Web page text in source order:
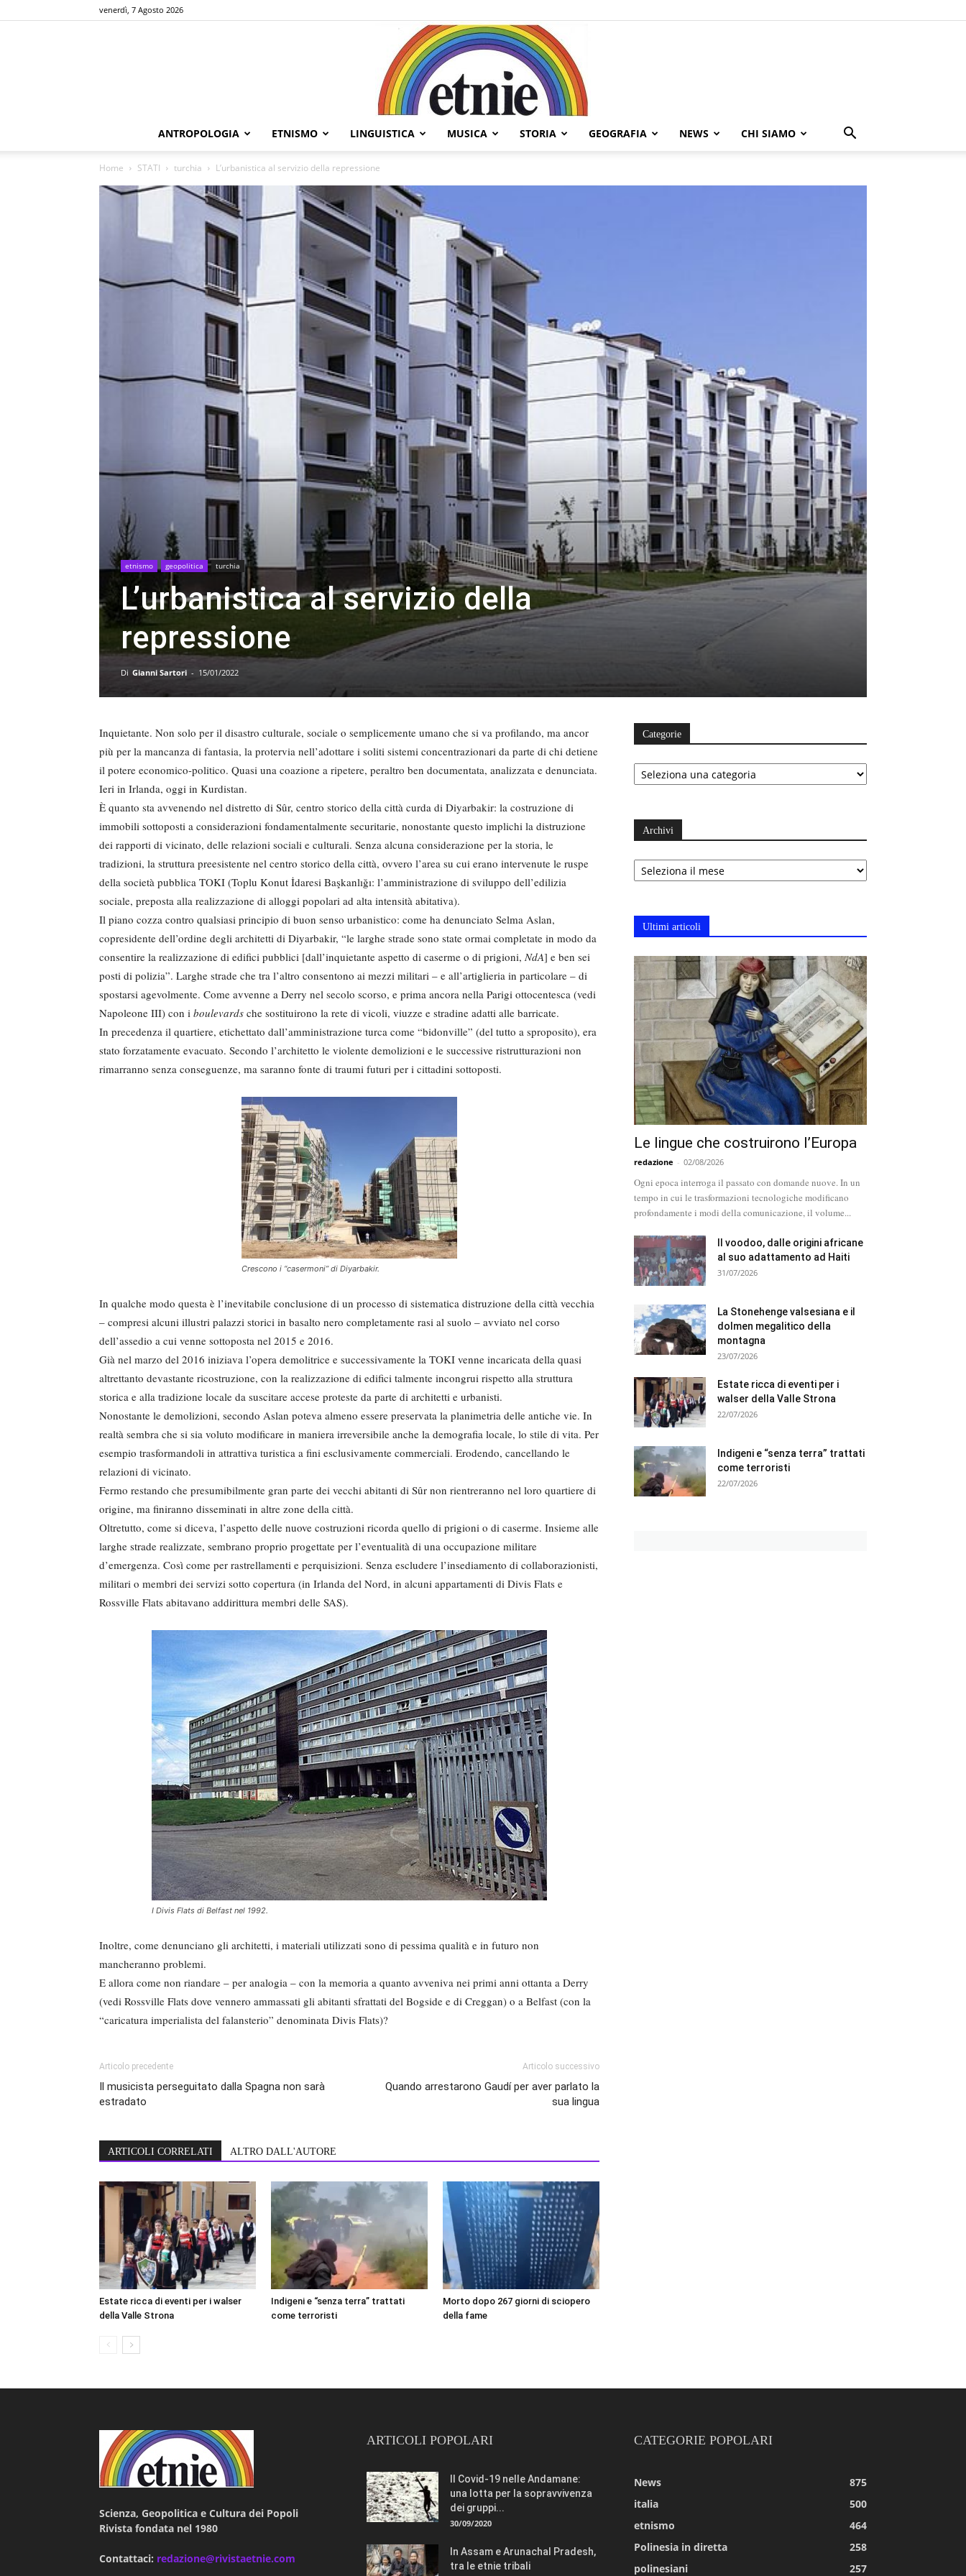
venerdì, 7 Agosto 2026
ANTROPOLOGIA ETNISMO LINGUISTICA MUSICA STORIA GEOGRAFIA NEWS CHI SIAMO
Home STATI turchia L’urbanistica al servizio della repressione
etnismo geopolitica turchia
L’urbanistica al servizio della
repressione
Di Gianni Sartori - 15/01/2022
Inquietante. Non solo per il disastro culturale, sociale o semplicemente umano che si va profilando, ma ancor
più per la mancanza di fantasia, la protervia nell’adottare i soliti sistemi concentrazionari da parte di chi detiene
il potere economico-politico. Quasi una coazione a ripetere, peraltro ben documentata, analizzata e denunciata.
Ieri in Irlanda, oggi in Kurdistan.
È quanto sta avvenendo nel distretto di Sûr, centro storico della città curda di Diyarbakir: la costruzione di
immobili sottoposti a considerazioni fondamentalmente securitarie, nonostante questo implichi la distruzione
dei rapporti di vicinato, delle relazioni sociali e culturali. Senza alcuna considerazione per la storia, le
tradizioni, la struttura preesistente nel centro storico della città, ovvero l’area su cui erano intervenute le ruspe
della società pubblica TOKI (Toplu Konut İdaresi Başkanlığı: l’amministrazione di sviluppo dell’edilizia
sociale, preposta alla realizzazione di alloggi popolari ad alta intensità abitativa).
Il piano cozza contro qualsiasi principio di buon senso urbanistico: come ha denunciato Selma Aslan,
copresidente dell’ordine degli architetti di Diyarbakir, “le larghe strade sono state ormai completate in modo da
consentire la realizzazione di edifici pubblici [dall’inquietante aspetto di caserme o di prigioni, NdA] e ben sei
posti di polizia”. Larghe strade che tra l’altro consentono ai mezzi militari – e all’artiglieria in particolare – di
spostarsi agevolmente. Come avvenne a Derry nel secolo scorso, e prima ancora nella Parigi ottocentesca (vedi
Napoleone III) con i boulevards che sostituirono la rete di vicoli, viuzze e stradine adatti alle barricate.
In precedenza il quartiere, etichettato dall’amministrazione turca come “bidonville” (del tutto a sproposito), era
stato forzatamente evacuato. Secondo l’architetto le violente demolizioni e le successive ristrutturazioni non
rimarranno senza conseguenze, ma saranno fonte di traumi futuri per i cittadini sottoposti.
Crescono i “casermoni” di Diyarbakir.
In qualche modo questa è l’inevitabile conclusione di un processo di sistematica distruzione della città vecchia
– compresi alcuni illustri palazzi storici in basalto nero completamente rasi al suolo – avviato nel corso
dell’assedio a cui venne sottoposta nel 2015 e 2016.
Già nel marzo del 2016 iniziava l’opera demolitrice e successivamente la TOKI venne incaricata della quasi
altrettanto devastante ricostruzione, con la realizzazione di edifici talmente incongrui rispetto alla struttura
storica e alla tradizione locale da suscitare accese proteste da parte di architetti e urbanisti.
Nonostante le demolizioni, secondo Aslan poteva almeno essere preservata la planimetria delle antiche vie. In
realtà sembra che si sia voluto modificare in maniera irreversibile anche la demografia locale, lo stile di vita. Per
esempio trasformandoli in attrattiva turistica a fini esclusivamente commerciali. Erodendo, cancellando le
relazioni di vicinato.
Fermo restando che presumibilmente gran parte dei vecchi abitanti di Sûr non rientreranno nel loro quartiere di
origine, ma finiranno disseminati in altre zone della città.
Oltretutto, come si diceva, l’aspetto delle nuove costruzioni ricorda quello di prigioni o di caserme. Insieme alle
larghe strade realizzate, sembrano proprio progettate per l’eventualità di una occupazione militare
d’emergenza. Così come per rastrellamenti e perquisizioni. Senza escludere l’insediamento di collaborazionisti,
militari o membri dei servizi sotto copertura (in Irlanda del Nord, in alcuni appartamenti di Divis Flats e
Rossville Flats abitavano addirittura membri delle SAS).
I Divis Flats di Belfast nel 1992.
Inoltre, come denunciano gli architetti, i materiali utilizzati sono di pessima qualità e in futuro non
mancheranno problemi.
E allora come non riandare – per analogia – con la memoria a quanto avveniva nei primi anni ottanta a Derry
(vedi Rossville Flats dove vennero ammassati gli abitanti sfrattati del Bogside e di Creggan) o a Belfast (con la
“caricatura imperialista del falansterio” denominata Divis Flats)?
Articolo precedente
Il musicista perseguitato dalla Spagna non sarà
estradato
Articolo successivo
Quando arrestarono Gaudí per aver parlato la
sua lingua
ARTICOLI CORRELATI ALTRO DALL'AUTORE
Estate ricca di eventi per i walser
della Valle Strona
Indigeni e “senza terra” trattati
come terroristi
Morto dopo 267 giorni di sciopero
della fame
Categorie
Categorie
Archivi
Archivi
Ultimi articoli
Le lingue che costruirono l’Europa
redazione - 02/08/2026
Ogni epoca interroga il passato con domande nuove. In un
tempo in cui le trasformazioni tecnologiche modificano
profondamente i modi della comunicazione, il volume...
Il voodoo, dalle origini africane
al suo adattamento ad Haiti
31/07/2026
La Stonehenge valsesiana e il
dolmen megalitico della
montagna
23/07/2026
Estate ricca di eventi per i
walser della Valle Strona
22/07/2026
Indigeni e “senza terra” trattati
come terroristi
22/07/2026
Scienza, Geopolitica e Cultura dei Popoli
Rivista fondata nel 1980
Contattaci: redazione@rivistaetnie.com
ARTICOLI POPOLARI
Il Covid-19 nelle Andamane:
una lotta per la sopravvivenza
dei gruppi...
30/09/2020
In Assam e Arunachal Pradesh,
tra le etnie tribali
CATEGORIE POPOLARI
News
875
italia
500
etnismo
464
Polinesia in diretta
258
polinesiani
257